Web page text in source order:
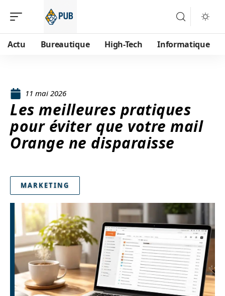
Actu Bureautique High-Tech Informatique
11 mai 2026
Les meilleures pratiques
pour éviter que votre mail
Orange ne disparaisse
MARKETING